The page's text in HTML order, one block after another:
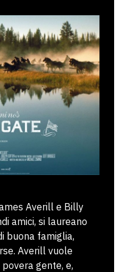
Averill e Billy
amici, si laureano
buona famiglia,
Averill vuole
gente, e,